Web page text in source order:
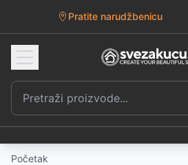
Pratite narudžbenicu
Početak